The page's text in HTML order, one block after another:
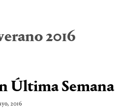
2016
Última Semana
2016